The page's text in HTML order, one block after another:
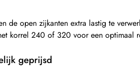
de open zijkanten extra lastig te
korrel 240 of 320 voor een optimaal
geprijsd